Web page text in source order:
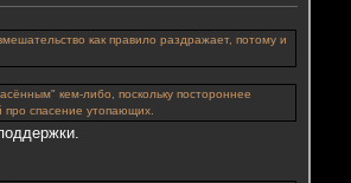
как правило раздражает, потому и
кем-либо, поскольку постороннее
про спасение утопающих.